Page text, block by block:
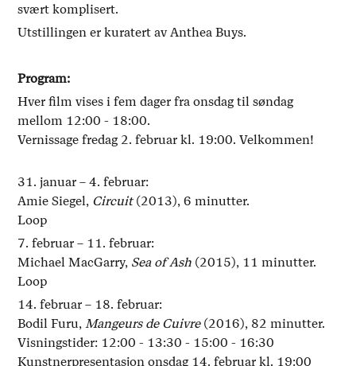
svært komplisert.
Utstillingen er kuratert av Anthea Buys.
Program:
Hver film vises i fem dager fra onsdag til søndag
mellom 12:00 - 18:00.
Vernissage fredag 2. februar kl. 19:00. Velkommen!
31. januar – 4. februar:
Amie Siegel, Circuit(2013), 6 minutter.
Loop
7. februar – 11. februar:
Michael MacGarry, Sea of Ash (2015), 11 minutter.
Loop
14. februar – 18. februar:
Bodil Furu,Mangeurs de Cuivre(2016), 82 minutter.
Visningstider: 12:00 - 13:30 - 15:00 - 16:30
Kunstnerpresentasjon onsdag 14. februar kl. 19:00